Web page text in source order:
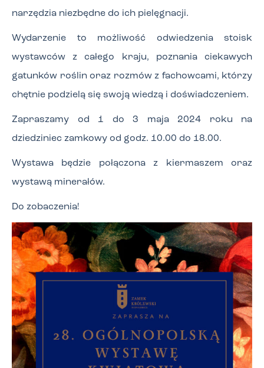
narzędzia niezbędne do ich pielęgnacji.
Wydarzenie to możliwość odwiedzenia stoisk
wystawców z całego kraju, poznania ciekawych
gatunków roślin oraz rozmów z fachowcami, którzy
chętnie podzielą się swoją wiedzą i doświadczeniem.
Zapraszamy od 1 do 3 maja 2024 roku na
dziedziniec zamkowy od godz. 10.00 do 18.00.
Wystawa będzie połączona z kiermaszem oraz
wystawą minerałów.
Do zobaczenia!